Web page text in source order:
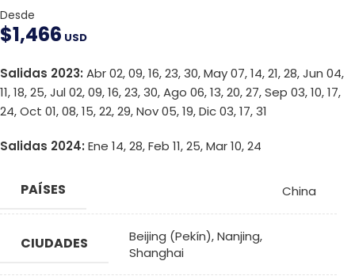
Desde
$1,466 USD
Salidas 2023: Abr 02, 09, 16, 23, 30, May 07, 14, 21, 28, Jun 04,
11, 18, 25, Jul 02, 09, 16, 23, 30, Ago 06, 13, 20, 27, Sep 03, 10, 17,
24, Oct 01, 08, 15, 22, 29, Nov 05, 19, Dic 03, 17, 31
Salidas 2024: Ene 14, 28, Feb 11, 25, Mar 10, 24
PAÍSES China
CIUDADES Beijing (Pekín),Nanjing,
Shanghai